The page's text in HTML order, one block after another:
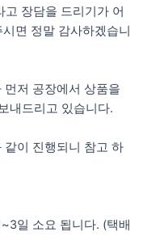
고 장담을 드리기가 어
면 정말 감사하겠습니
저 공장에서 상품을
내드리고 있습니다.
이 진행되니 참고 하
일 소요 됩니다. (택배